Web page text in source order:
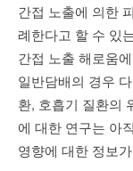
간접 노출에 의한
례한다고 할 수 있
간접 노출 해로움
일반담배의 경우
환, 호흡기 질환의
에 대한 연구는 아
영향에 대한 정보